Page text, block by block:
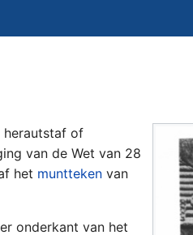
herautstaf of
van de Wet van 28
het muntteken van
onderkant van het